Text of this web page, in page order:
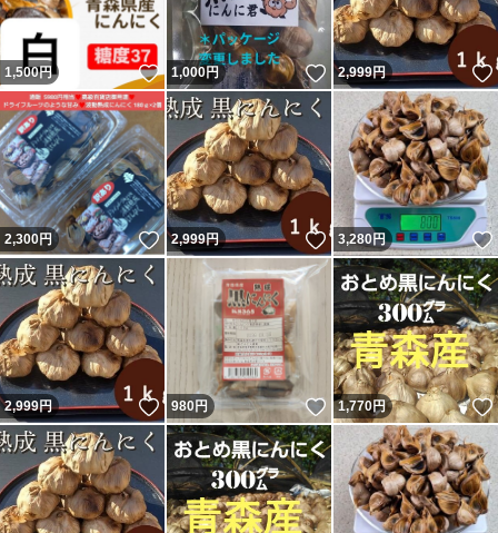
1,500円 いいね！
1,000円 いいね！
2,999円
2,300円 いいね！
2,999円 いいね！
3,280円
2,999円 いいね！
980円 いいね！
1,770円